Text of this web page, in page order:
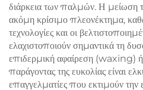
διάρκεια των παλμών. Η μείωση
ακόμη κρίσιμο πλεονέκτημα,
τεχνολογίες και οι
ελαχιστοποιούν σημαντικά τη
επιδερμική αφαίρεση (waxing)
παράγοντας της ευκολίας είναι
επαγγελματίες που εκτιμούν την